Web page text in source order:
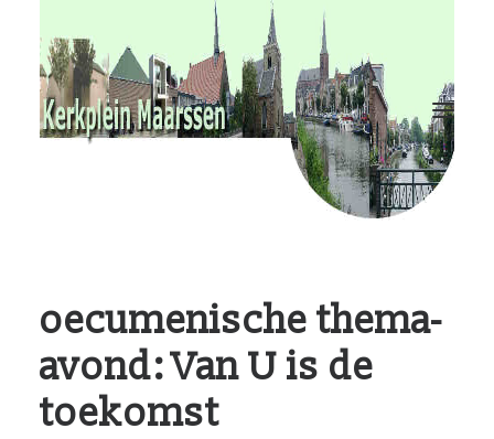
RvKM
Gemeenschappen
Kerkbladen
oecumenische thema-
avond: Van U is de
toekomst